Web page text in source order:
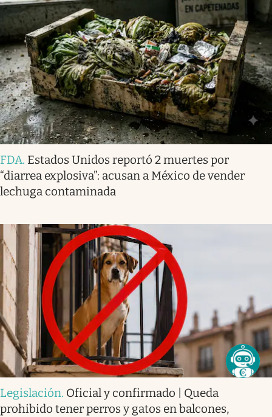
FDA. Estados Unidos reportó 2 muertes por
“diarrea explosiva”: acusan a México de vender
lechuga contaminada
Legislación. Oficial y confirmado | Queda
prohibido tener perros y gatos en balcones,